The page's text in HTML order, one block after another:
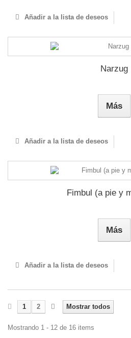
Añadir a la lista de deseos
Narzug
Más
Añadir a la lista de deseos
Fimbul (a pie y
Más
Añadir a la lista de deseos
Mostrar todos
1 2
Mostrando 1 - 12 de 16 items